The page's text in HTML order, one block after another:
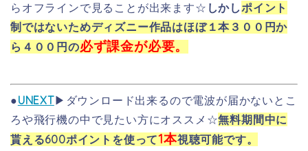
らオフラインで見ることが出来ます☆ しかしポイント
制ではないためディズニー作品はほぼ１本３００円か
ら４００円の必ず課金が必要。
●UNEXT▶ダウンロード出来るので電波が届かないとこ
ろや飛行機の中で見たい方にオススメ☆無料期間中に
貰える600ポイントを使って1本視聴可能です。